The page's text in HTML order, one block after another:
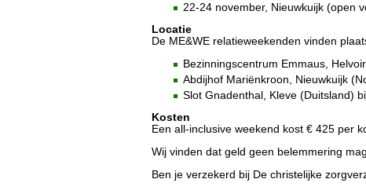
22-24 november, Nieuwkuijk (open
Locatie
De ME&WE relatieweekenden vinden
Bezinningscentrum Emmaus,
Abdijhof Mariënkroon, Nieuwkuijk
Slot Gnadenthal, Kleve (Duitsland)
Kosten
Een all-inclusive weekend kost € 425 per
Wij vinden dat geld geen belemmering
Ben je verzekerd bij De christelijke